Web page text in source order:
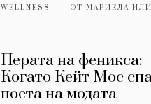
WELLNESS ОТМАРИЕЛА
Перата на феникса:
Когато Кейт Мос
поета на модата